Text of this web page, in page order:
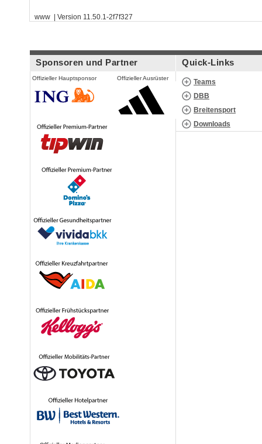
www | Version 11.50.1-2f7f327
Sponsoren und Partner
Offizieller Hauptsponsor Offizieller Ausrüster
Quick-Links
Teams
DBB
Breitensport
Downloads